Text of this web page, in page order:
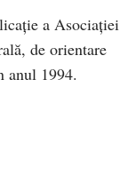
a Asociaţiei
de orientare
anul 1994.